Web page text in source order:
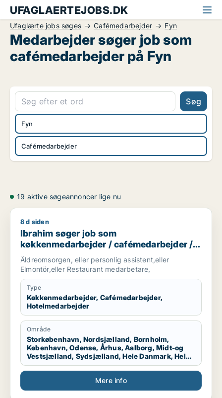
UFAGLAERTEJOBS.DK
Ufaglærte jobs søges Cafémedarbejder Fyn
Medarbejder søger job som
cafémedarbejder på Fyn
Søg
Cafémedarbejder
Fyn
19 aktive søgeannoncer lige nu
Ibrahim søger job som køkkenmedarbejder /
8 d siden
Ibrahim søger job som
køkkenmedarbejder / cafémedarbejder /
hotelmedarbejder
Äldreomsorgen, eller personlig assistent,eller
Elmontör,eller Restaurant medarbetare,
Type
Køkkenmedarbejder, Cafémedarbejder,
Hotelmedarbejder
Område
Storkøbenhavn, Nordsjælland, Bornholm,
København, Odense, Århus, Aalborg, Midt-og
Vestsjælland, Sydsjælland, Hele Danmark, Hele
Sjælland, Hele Jylland, Vestjylland
Mere info